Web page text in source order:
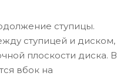
ступицы.
ступицей и диском,
плоскости диска. В
вбок на